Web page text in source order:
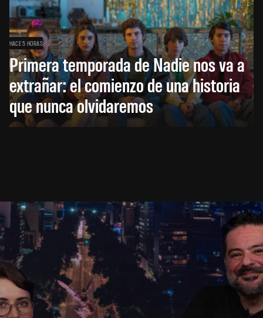
HACE 5 HORAS
Primera temporada de Nadie nos va a
extrañar: el comienzo de una historia
que nunca olvidaremos